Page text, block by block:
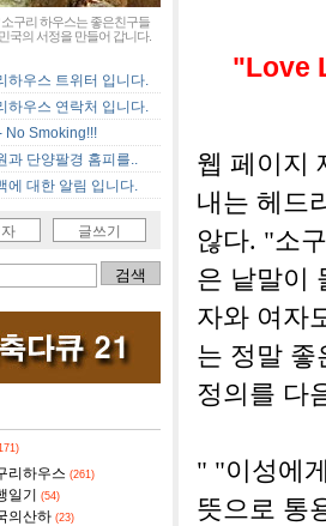
"Love
웹 페이지
내는 헤드
않다. "소
은 낱말이
자와 여자
는 정말 좋
정의를 다
" "이성에
뜻으로 통
구리 하우스는 좋은친구들
국의 서정을 만들어 갑니다.
하우스 트위터 입니다.
하우스 연락처 입니다.
No Smoking!!!
과 단양팔경 홈피를..
에 대한 알림 입니다.
글쓰기
리하우스 (261)
일기 (54)
의산하 (23)